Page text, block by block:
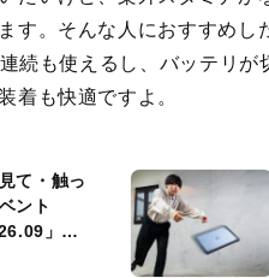
す。そんな人におすすめし
続も使えるし、バッテリが
着も快適ですよ。
て・触っ
ント
」
開催しま